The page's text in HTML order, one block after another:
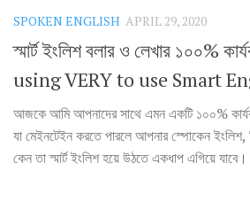
SPOKEN ENGLISH APRIL 29, 2020
স্মার্ট ইংলিশ বলার ও লেখার ১০০%
using VERY to use Smart
আজকে আমি আপনাদের সাথে এমন একটি ১০০%
যা মেইনটেইন করতে পারলে আপনার স্পোকেন ইংলিশ,
কেন তা স্মার্ট ইংলিশ হয়ে উঠতে একধাপ এগিয়ে